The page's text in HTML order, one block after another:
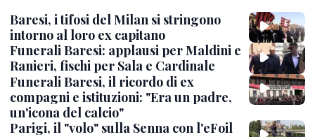
Baresi, i tifosi del Milan si stringono
intorno al loro ex capitano
Funerali Baresi: applausi per Maldini e
Ranieri, fischi per Sala e Cardinale
Funerali Baresi, il ricordo di ex
compagni e istituzioni: "Era un padre,
un'icona del calcio"
Parigi, il "volo" sulla Senna con l'eFoil